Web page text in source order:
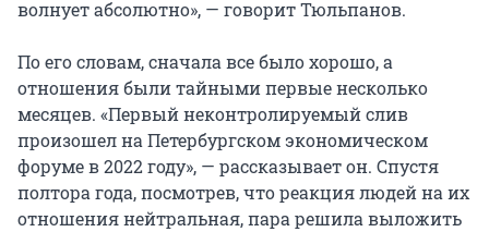
волнует абсолютно», — говорит Тюльпанов.
По его словам, сначала все было хорошо, а
отношения были тайными первые несколько
месяцев. «Первый неконтролируемый слив
произошел на Петербургском экономическом
форуме в 2022 году», — рассказывает он. Спустя
полтора года, посмотрев, что реакция людей на их
отношения нейтральная, пара решила выложить